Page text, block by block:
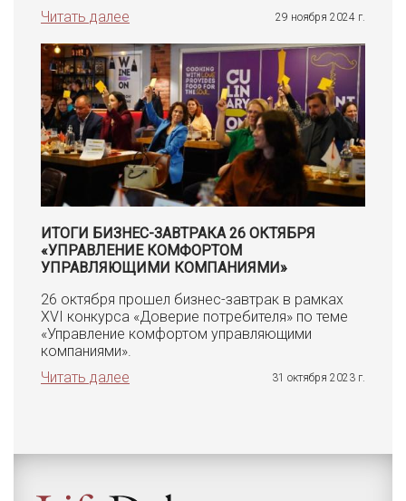
Читать далее
29 ноября 2024 г.
ИТОГИ БИЗНЕС-ЗАВТРАКА 26 ОКТЯБРЯ
«УПРАВЛЕНИЕ КОМФОРТОМ
УПРАВЛЯЮЩИМИ КОМПАНИЯМИ»
26 октября прошел бизнес-завтрак в рамках
XVI конкурса «Доверие потребителя» по теме
«Управление комфортом управляющими
компаниями».
Читать далее
31 октября 2023 г.